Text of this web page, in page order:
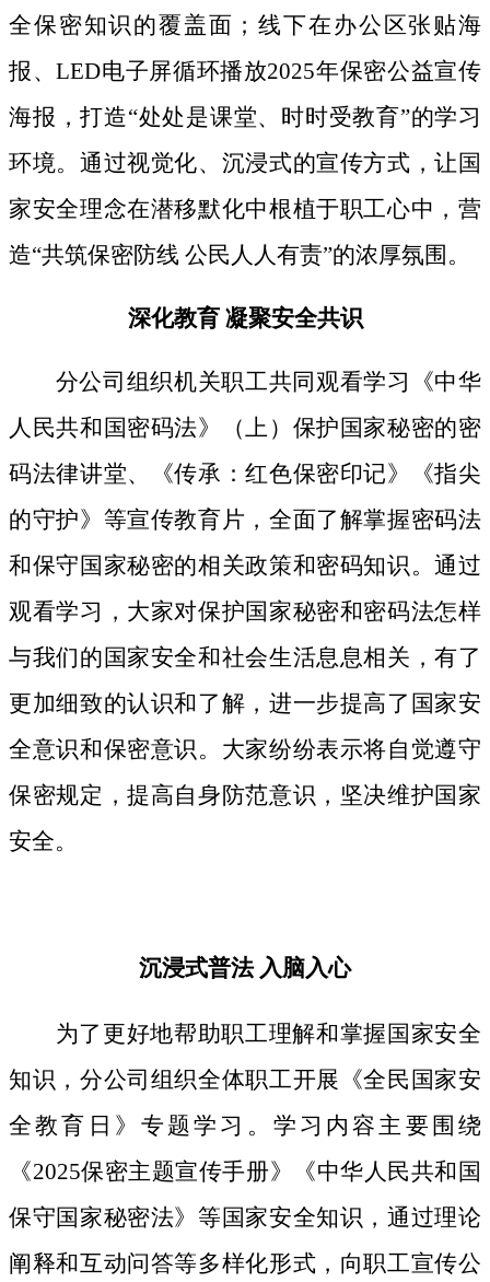
全保密知识的覆盖面；线下在办公区张贴海
报、LED电子屏循环播放2025年保密公益宣传
海报，打造“处处是课堂、时时受教育”的学习
环境。通过视觉化、沉浸式的宣传方式，让国
家安全理念在潜移默化中根植于职工心中，营
造“共筑保密防线 公民人人有责”的浓厚氛围。
深化教育凝聚安全共识
分公司组织机关职工共同观看学习《中华
人民共和国密码法》
（上）保护国家秘密的密
码法律讲堂、
《传承：红色保密印记》《指尖
的守护》等宣传教育片， 全面了解掌握密码法
和保守国家秘密的相关政策和密码知识。通过
观看学习，大家对保护国家秘密和密码法怎样
与我们的国家安全和社会生活息息相关，有了
更加细致的认识和了解，进一步提高了国家安
全意识和保密意识。大家纷纷表示将自觉遵守
保密规定，提高自身防范意识，坚决维护国家
安全。
沉浸式普法 入脑入心
为了更好地帮助职工理解和掌握国家安全
知识，分公司组织全体职工开展《全民国家安
全教育日》专题学习。学习内容主要围绕
《2025保密主题宣传手册》《中华人民共和国
保守国家秘密法》等国家安全知识，通过理论
阐释和互动问答等多样化形式，向职工宣传公